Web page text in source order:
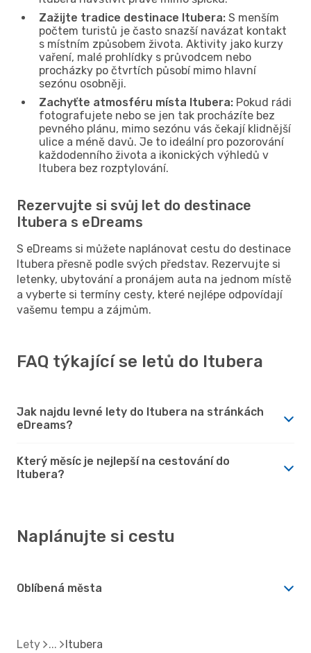
Zažijte tradice destinace Itubera: S menším
počtem turistů je často snazší navázat kontakt
s místním způsobem života. Aktivity jako kurzy
vaření, malé prohlídky s průvodcem nebo
procházky po čtvrtích působí mimo hlavní
sezónu osobněji.
Zachyťte atmosféru místa Itubera: Pokud rádi
fotografujete nebo se jen tak procházíte bez
pevného plánu, mimo sezónu vás čekají klidnější
ulice a méně davů. Je to ideální pro pozorování
každodenního života a ikonických výhledů v
Itubera bez rozptylování.
Rezervujte si svůj let do destinace
Itubera s eDreams
S eDreams si můžete naplánovat cestu do destinace
Itubera přesně podle svých představ. Rezervujte si
letenky, ubytování a pronájem auta na jednom místě
a vyberte si termíny cesty, které nejlépe odpovídají
vašemu tempu a zájmům.
FAQ týkající se letů do Itubera
Jak najdu levné lety do Itubera na stránkách
eDreams?
Který měsíc je nejlepší na cestování do
Itubera?
Naplánujte si cestu
Oblíbená města
Lety Itubera